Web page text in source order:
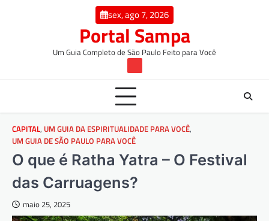
sex, ago 7, 2026
Portal Sampa
Um Guia Completo de São Paulo Feito para Você
TW
CAPITAL, UM GUIA DA ESPIRITUALIDADE PARA VOCÊ,
UM GUIA DE SÃO PAULO PARA VOCÊ
O que é Ratha Yatra – O Festival
das Carruagens?
maio 25, 2025